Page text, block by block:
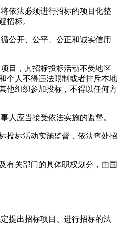
依法必须进行招标的项目化整
招标。
公开、公平、公正和诚实信用
目，其招标投标活动不受地区
个人不得违法限制或者排斥本地
他组织参加投标，不得以任何方
人应当接受依法实施的监督。
投标活动实施监督，依法查处招
有关部门的具体职权划分，由国
提出招标项目、进行招标的法